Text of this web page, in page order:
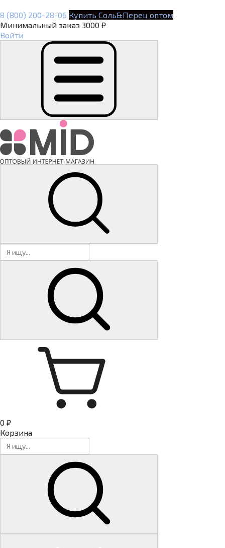
8 (800) 200-28-06 Купить Соль&Перец оптом
Минимальный заказ 3000 ₽
Войти
0 ₽
Корзина